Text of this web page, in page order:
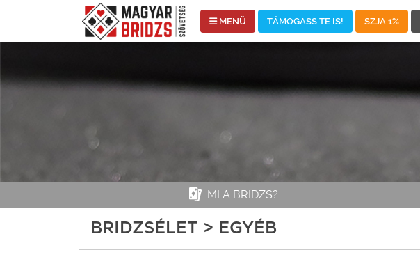
MENÜ TÁMOGASS TE IS! SZJA 1%
MI A BRIDZS?
BRIDZSÉLET > EGYÉB